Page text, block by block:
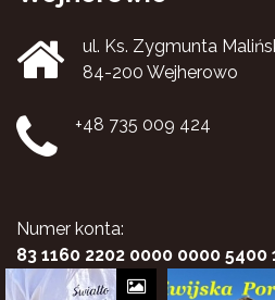
ul. Ks. Zygmunta
84-200 Wejherowo
+48 735 009 424
Numer konta:
83 1160 2202 0000 0000 5400